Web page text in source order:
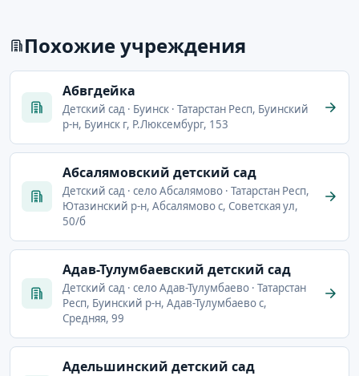
Похожие учреждения
Абвгдейка
Детский сад · Буинск · Татарстан Респ, Буинский
р-н, Буинск г, Р.Люксембург, 153
Абсалямовский детский сад
Детский сад · село Абсалямово · Татарстан Респ,
Ютазинский р-н, Абсалямово с, Советская ул,
50/б
Адав-Тулумбаевский детский сад
Детский сад · село Адав-Тулумбаево · Татарстан
Респ, Буинский р-н, Адав-Тулумбаево с,
Средняя, 99
Адельшинский детский сад